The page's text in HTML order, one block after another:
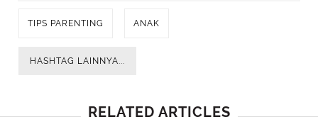
TIPS PARENTING ANAK
HASHTAG LAINNYA...
RELATED ARTICLES